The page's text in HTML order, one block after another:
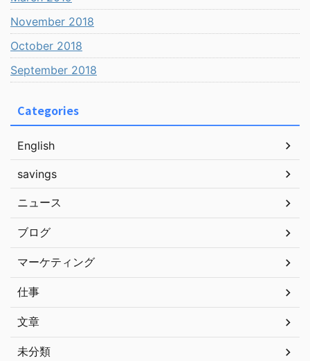
November 2018
October 2018
September 2018
Categories
English
savings
ニュース
ブログ
マーケティング
仕事
文章
未分類